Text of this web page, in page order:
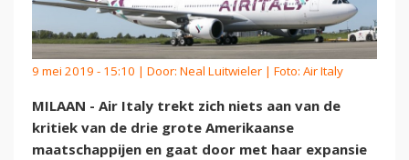
9 mei 2019 - 15:10 | Door: Neal Luitwieler | Foto: Air Italy
MILAAN - Air Italy trekt zich niets aan van de
kritiek van de drie grote Amerikaanse
maatschappijen en gaat door met haar expansie